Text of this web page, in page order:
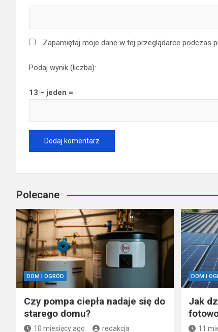
Zapamiętaj moje dane w tej przeglądarce podczas
Podaj wynik (liczba):
13 − jeden =
Polecane
DOM I OGRÓD
Czy pompa ciepła nadaje się do
starego domu?
10 miesięcy ago redakcja
DOM I
Jak
11